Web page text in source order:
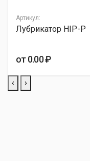
Оценка
Пожалуйста,
Ваш отзыв
Артикул:
Лубрикатор HIP-P
от 0.00 ₽
‹ ›